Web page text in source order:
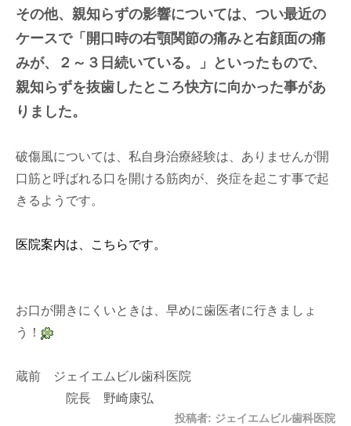
その他、親知らずの影響については、つい最近の
ケースで「開口時の右顎関節の痛みと右顔面の痛
みが、２～３日続いている。」といったもので、
親知らずを抜歯したところ快方に向かった事があ
りました。
破傷風については、私自身治療経験は、ありませんが開
口筋と呼ばれる口を開ける筋肉が、炎症を起こす事で起
きるようです。
医院案内は、こちらです。
お口が開きにくいときは、早めに歯医者に行きましょ
う！
蔵前 ジェイエムビル歯科医院
院長 野崎康弘
投稿者: ジェイエムビル歯科医院